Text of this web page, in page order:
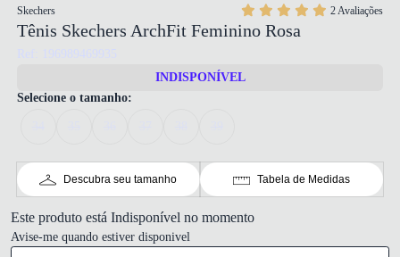
Skechers
2 Avaliações
Tênis Skechers ArchFit Feminino Rosa
Ref: 196989469935
INDISPONÍVEL
Selecione o tamanho:
Descubra seu tamanho Tabela de Medidas
Este produto está Indisponível no momento
Avise-me quando estiver disponivel